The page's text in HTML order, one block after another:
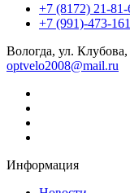
+7 (8172) 21-81-
+7 (991)-473-
Вологда, ул. Клубова,
optvelo2008@mail.ru
Информация